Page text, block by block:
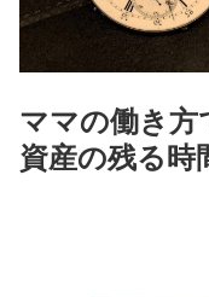
ママの働き方
資産の残る時